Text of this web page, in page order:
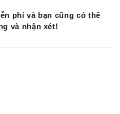
phí và bạn cũng có thể
và nhận xét!